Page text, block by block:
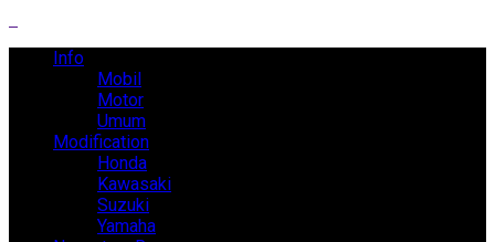
Info
Mobil
Motor
Umum
Modification
Honda
Kawasaki
Suzuki
Yamaha